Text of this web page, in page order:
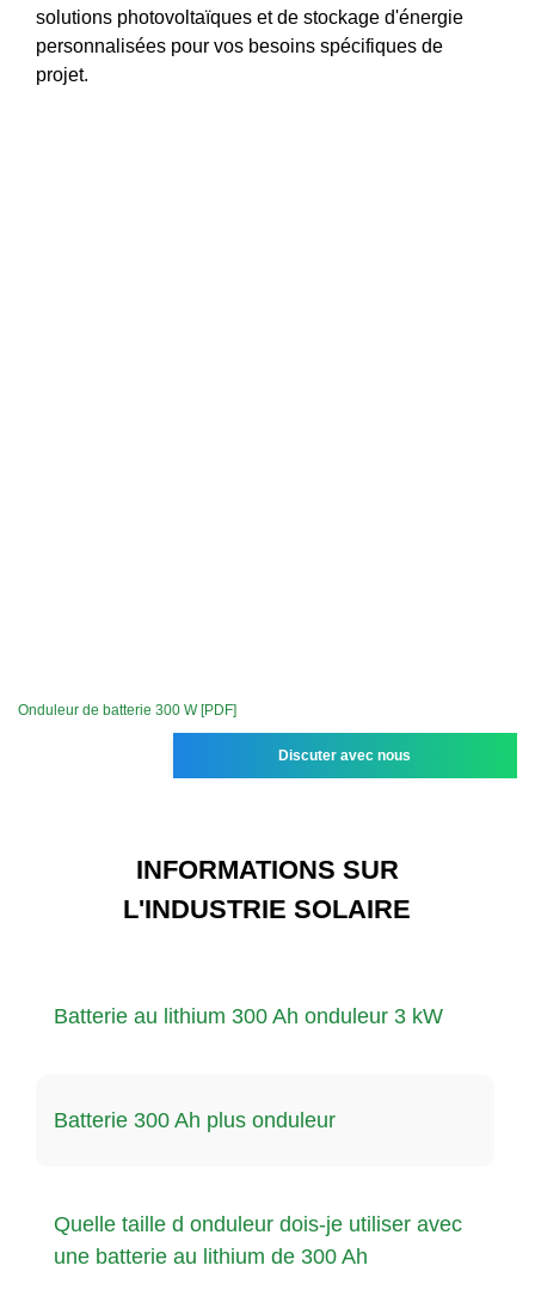
solutions photovoltaïques et de stockage d'énergie
personnalisées pour vos besoins spécifiques de
projet.
Onduleur de batterie 300 W [PDF]
Discuter avec nous
INFORMATIONS SUR
L'INDUSTRIE SOLAIRE
Batterie au lithium 300 Ah onduleur 3 kW
Batterie 300 Ah plus onduleur
Quelle taille d onduleur dois-je utiliser avec
une batterie au lithium de 300 Ah